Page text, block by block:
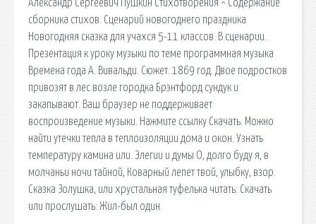
Александр Сергеевич Пушкин Стихотворения ^ Содержание
сборника стихов. Сценарий новогоднего праздника
Новогодняя сказка для учахся 5-11 классов. В сценарии.
Презентация к уроку музыки по теме программная музыка
Времена года А. Вивальди. Сюжет. 1869 год. Двое подростков
привозят в лес возле городка Брэнтфорд сундук и
закапывают. Ваш браузер не поддерживает
воспроизведение музыки. Нажмите ссылку Скачать. Можно
найти утечки тепла в теплоизоляции дома и окон. Узнать
температуру камина или. Элегии и думы О, долго буду я, в
молчаньи ночи тайной, Коварный лепет твой, улыбку, взор.
Сказка Золушка, или хрустальная туфелька читать: Скачать
или прослушать: Жил-был один.